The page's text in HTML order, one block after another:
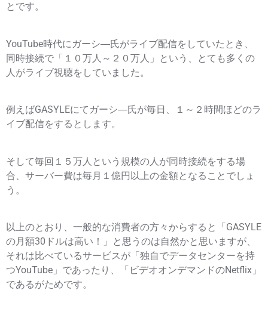
とです。
YouTube時代にガーシ―氏がライブ配信をしていたとき、
同時接続で「１０万人～２０万人」という、とても多くの
人がライブ視聴をしていました。
例えばGASYLEにてガーシ―氏が毎日、１～２時間ほどのラ
イブ配信をするとします。
そして毎回１５万人という規模の人が同時接続をする場
合、サーバー費は毎月１億円以上の金額となることでしょ
う。
以上のとおり、一般的な消費者の方々からすると「GASYLE
の月額30ドルは高い！」と思うのは自然かと思いますが、
それは比べているサービスが「独自でデータセンターを持
つYouTube」であったり、「ビデオオンデマンドのNetflix」
であるがためです。